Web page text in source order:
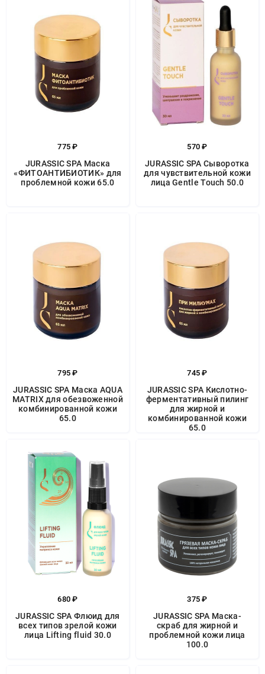
775 ₽
JURASSIC SPA Маска
«ФИТОАНТИБИОТИК» для
проблемной кожи 65.0
570 ₽
JURASSIC SPA Сыворотка
для чувствительной кожи
лица Gentle Touch 50.0
795 ₽
JURASSIC SPA Маска AQUA
MATRIX для обезвоженной
комбинированной кожи
65.0
745 ₽
JURASSIC SPA Кислотно-
ферментативный пилинг
для жирной и
комбинированной кожи
65.0
680 ₽
JURASSIC SPA Флюид для
всех типов зрелой кожи
лица Lifting fluid 30.0
375 ₽
JURASSIC SPA Маска-
скраб для жирной и
проблемной кожи лица
100.0